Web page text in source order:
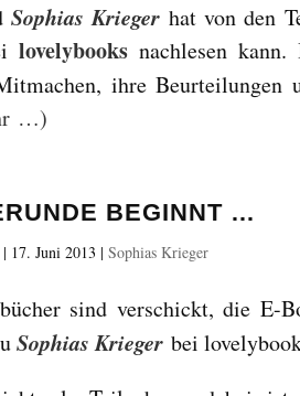
Sophias Krieger hat von den
lovelybooks nachlesen
ihre Beurteilungen
…)
BEGINNT …
| 17. Juni 2013 |Sophias Krieger
sind verschickt, die E-
Sophias Krieger bei